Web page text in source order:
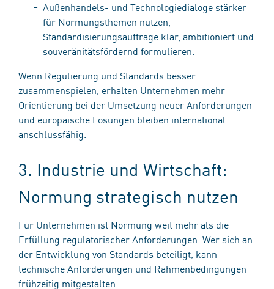
Außenhandels- und Technologiedialoge stärker
für Normungsthemen nutzen,
Standardisierungsaufträge klar, ambitioniert und
souveränitätsfördernd formulieren.
Wenn Regulierung und Standards besser
zusammenspielen, erhalten Unternehmen mehr
Orientierung bei der Umsetzung neuer Anforderungen
und europäische Lösungen bleiben international
anschlussfähig.
3. Industrie und Wirtschaft:
Normung strategisch nutzen
Für Unternehmen ist Normung weit mehr als die
Erfüllung regulatorischer Anforderungen. Wer sich an
der Entwicklung von Standards beteiligt, kann
technische Anforderungen und Rahmenbedingungen
frühzeitig mitgestalten.